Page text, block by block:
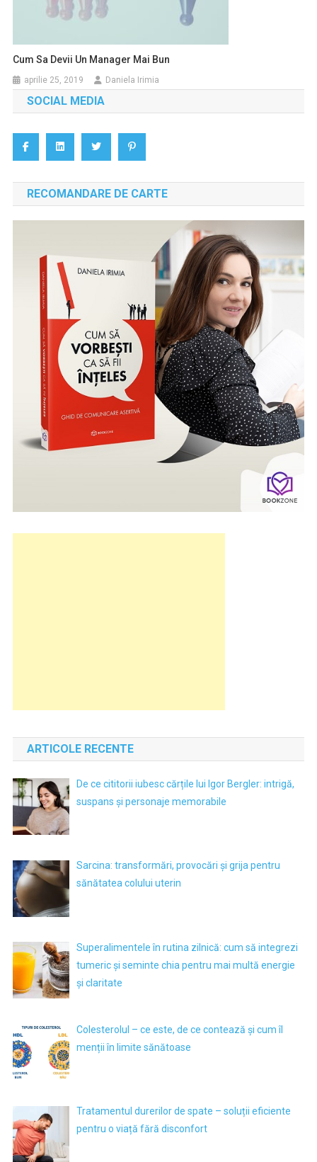
Cum Sa Devii Un Manager Mai Bun
aprilie 25, 2019 Daniela Irimia
SOCIAL MEDIA
RECOMANDARE DE CARTE
ARTICOLE RECENTE
De ce cititorii iubesc cărțile lui Igor Bergler: intrigă,
suspans și personaje memorabile
Sarcina: transformări, provocări și grija pentru
sănătatea colului uterin
Superalimentele în rutina zilnică: cum să integrezi
tumeric și seminte chia pentru mai multă energie
și claritate
Colesterolul – ce este, de ce contează și cum îl
menții în limite sănătoase
Tratamentul durerilor de spate – soluții eficiente
pentru o viață fără disconfort